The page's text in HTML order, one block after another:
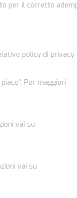
per il corretto
policy di privacy
Per maggiori
vai su
vai su